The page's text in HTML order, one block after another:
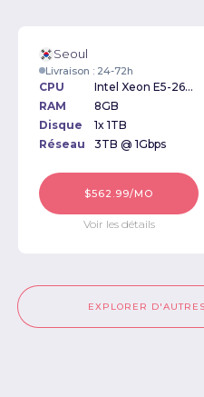
Seoul
Livraison : 24-72h
CPU
Intel Xeon E5-2620v4 2.10GHz
RAM
8GB
Disque
1x 1TB
Réseau
3TB @ 1Gbps
$562.99/MO
Voir les détails
EXPLORER